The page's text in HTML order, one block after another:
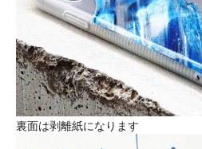
裏面は剥離紙になります